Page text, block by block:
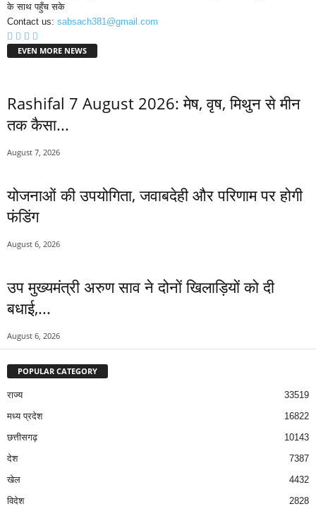
के साथ पहुँच सके
Contact us: sabsach381@gmail.com
EVEN MORE NEWS
Rashifal 7 August 2026: मेष, वृष, मिथुन से मीन
तक कैसा...
August 7, 2026
योजनाओं की उपयोगिता, जवाबदेही और परिणाम पर होगी
फंडिंग
August 6, 2026
उप मुख्यमंत्री अरुण साव ने दोनों खिलाड़ियों को दी
बधाई,...
August 6, 2026
POPULAR CATEGORY
राज्य
33519
मध्य प्रदेश
16822
छत्तीसगढ़
10143
देश
7387
खेल
4432
विदेश
2828